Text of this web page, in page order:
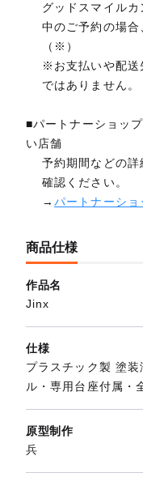
グッドスマイル
中のご予約の場合
（※）
※お支払いや配送
ではありません。
■パートナーショッ
い店舗
予約期間などの
確認ください。
→パートナーショ
商品仕様
作品名
Jinx
仕様
プラスチック製 塗
ル・専用台座付属・
原型制作
兵